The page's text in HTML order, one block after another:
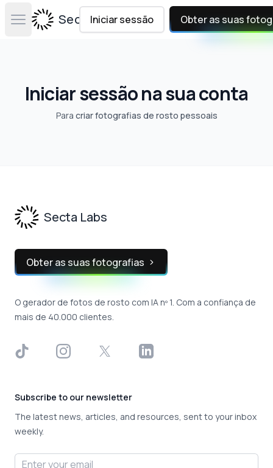
Open main menuSecta Labs
Iniciar sessão Obter as suas
Iniciar sessão na sua conta
Para criar fotografias de rosto pessoais
Secta Labs
Obter as suas fotografias
O gerador de fotos de rosto com IA nº 1. Com a confiança de
mais de 40.000 clientes.
TikTok InstagramX LinkedIn
Subscribe to our newsletter
The latest news, articles, and resources, sent to your inbox
weekly.
Email address